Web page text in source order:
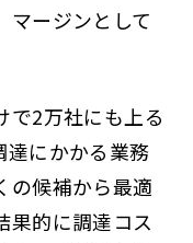
マージンとして
で2万社にも上る
達にかかる業務
の候補から最適
果的に調達コス